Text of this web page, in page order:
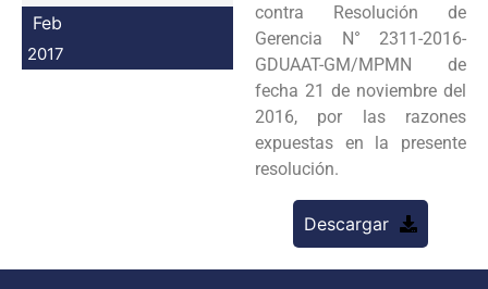
Feb
2017
contra Resolución de
Gerencia N° 2311-2016-
GDUAAT-GM/MPMN de
fecha 21 de noviembre del
2016, por las razones
expuestas en la presente
resolución.
Descargar